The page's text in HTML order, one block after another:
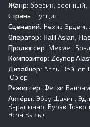
Жанр: боевик, военный,
Страна: Турция
Сценарий: Нехир Эрдем,
Оператор: Halil Aslan,
Продюссер: Мехмет
Композитор: Zeynep
Дизайнер: Аслы Зейнеп
Юрюр
Режиссер: Фетхи
Актёры: Эбру Шахин,
Карапынар, Бурак
Эсра Кылыч